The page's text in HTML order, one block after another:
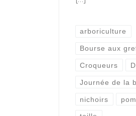
arboriculture
Bourse aux
Croqueurs
Journée de la
nichoirs